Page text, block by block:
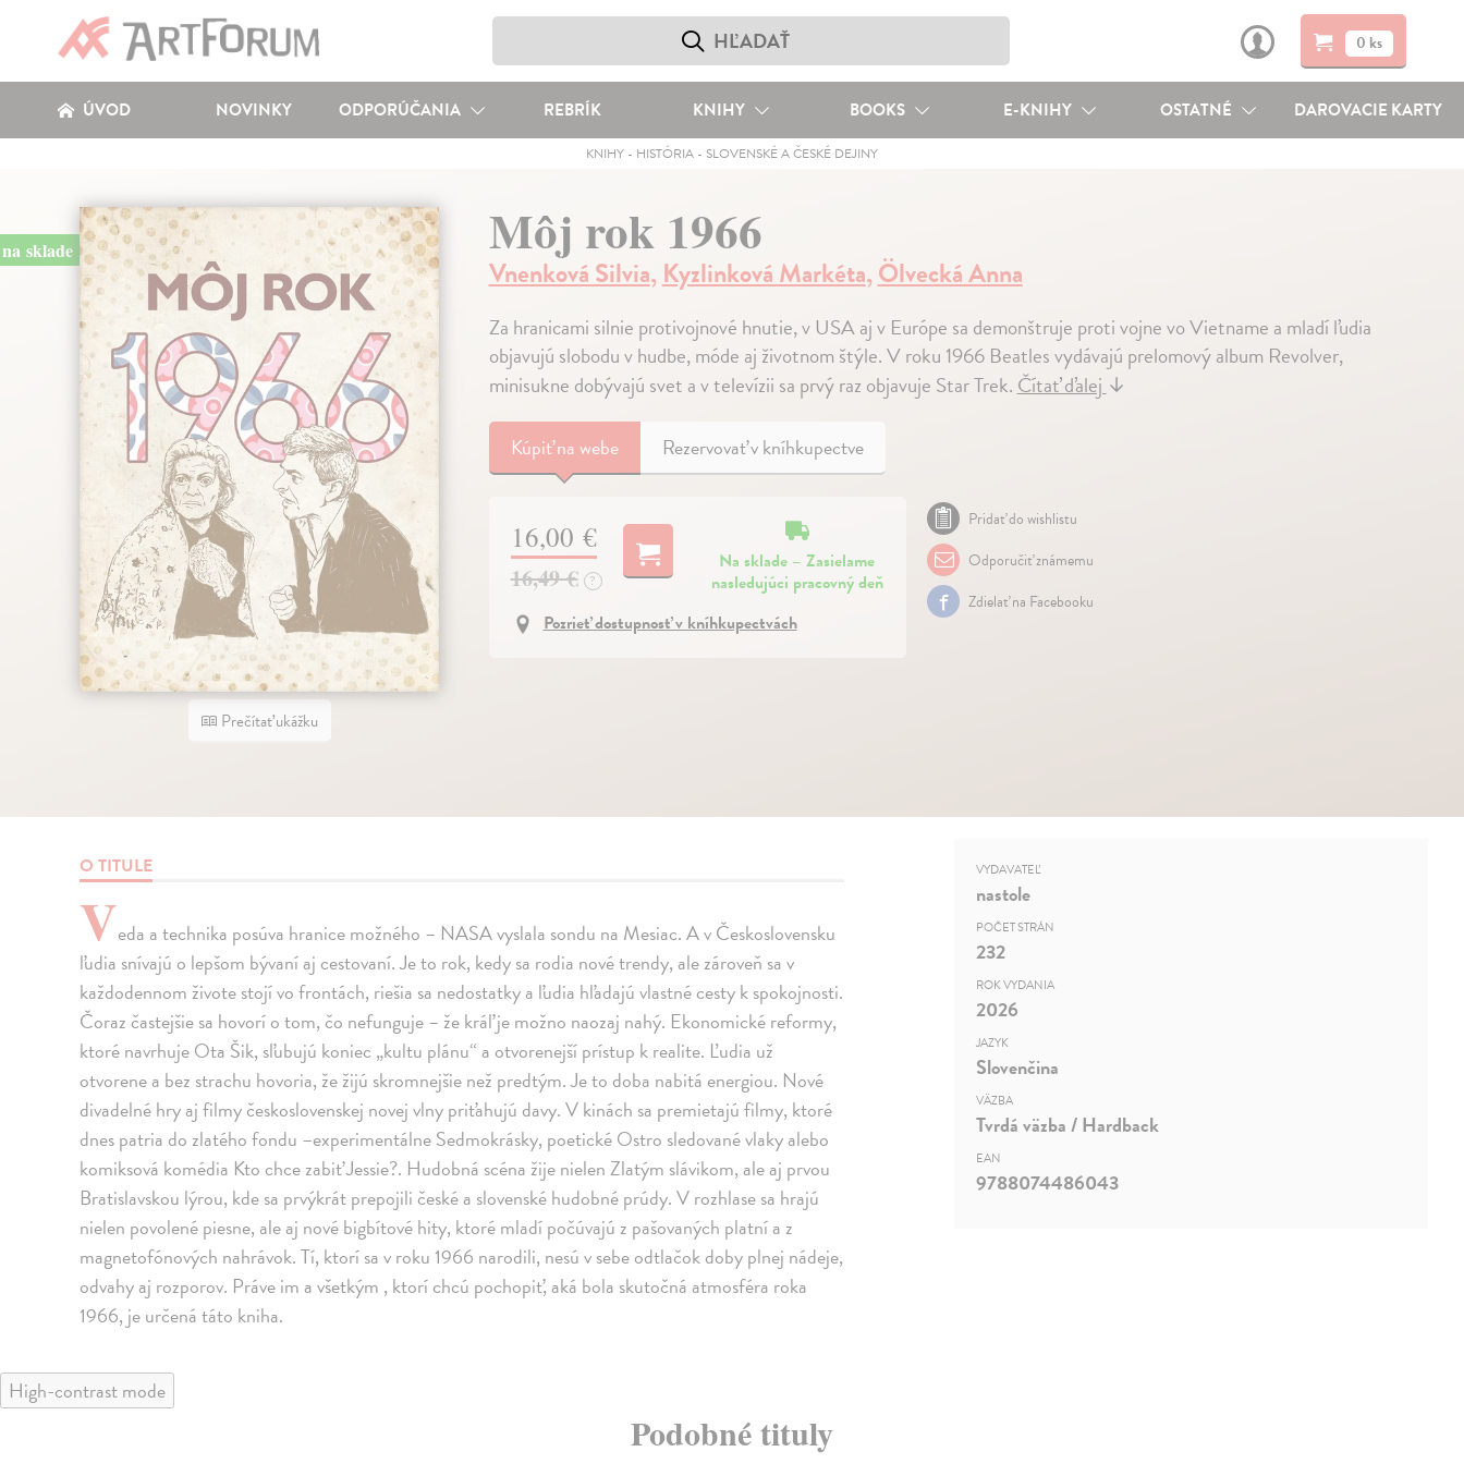
0 ks
ÚVOD NOVINKY ODPORÚČANIA REBRÍK KNIHY BOOKS E-KNIHY OSTATNÉ DAROVACIE KARTY
KNIHY- HISTÓRIA- SLOVENSKÉ A ČESKÉ DEJINY
na sklade
Prečítať ukážku
Môj rok 1966
Vnenková Silvia,Kyzlinková Markéta,Ölvecká Anna
Za hranicami silnie protivojnové hnutie, v USA aj v Európe sa demonštruje proti vojne vo Vietname a mladí ľudia
objavujú slobodu v hudbe, móde aj životnom štýle. V roku 1966 Beatles vydávajú prelomový album Revolver,
minisukne dobývajú svet a v televízii sa prvý raz objavuje Star Trek.Čítať ďalej↓
Kúpiťna webe Rezervovať v kníhkupectve
16,00 €
16,49 € ?
Na sklade – Zasielame
nasledujúci pracovný deň
Pozrieť dostupnosť v kníhkupectvách
Pridať do wishlistu
Odporučiť známemu
Zdielať na Facebooku
O TITULE
Veda a technika posúva hranice možného – NASA vyslala sondu na Mesiac. A v Československu
ľudia snívajú o lepšom bývaní aj cestovaní. Je to rok, kedy sa rodia nové trendy, ale zároveň sa v
každodennom živote stojí vo frontách, riešia sa nedostatky a ľudia hľadajú vlastné cesty k spokojnosti.
Čoraz častejšie sa hovorí o tom, čo nefunguje – že kráľ je možno naozaj nahý. Ekonomické reformy,
ktoré navrhuje Ota Šik, sľubujú koniec „kultu plánu“ a otvorenejší prístup k realite. Ľudia už
otvorene a bez strachu hovoria, že žijú skromnejšie než predtým. Je to doba nabitá energiou. Nové
divadelné hry aj filmy československej novej vlny priťahujú davy. V kinách sa premietajú filmy, ktoré
dnes patria do zlatého fondu –experimentálne Sedmokrásky, poetické Ostro sledované vlaky alebo
komiksová komédia Kto chce zabiť Jessie?. Hudobná scéna žije nielen Zlatým slávikom, ale aj prvou
Bratislavskou lýrou, kde sa prvýkrát prepojili české a slovenské hudobné prúdy. V rozhlase sa hrajú
nielen povolené piesne, ale aj nové bigbítové hity, ktoré mladí počúvajú z pašovaných platní a z
magnetofónových nahrávok. Tí, ktorí sa v roku 1966 narodili, nesú v sebe odtlačok doby plnej nádeje,
odvahy aj rozporov. Práve im a všetkým , ktorí chcú pochopiť, aká bola skutočná atmosféra roka
1966, je určená táto kniha.
VYDAVATEĽ
nastole
POČET STRÁN
232
ROK VYDANIA
2026
JAZYK
Slovenčina
VÄZBA
Tvrdá väzba / Hardback
EAN
9788074486043
High-contrast mode
Podobné tituly